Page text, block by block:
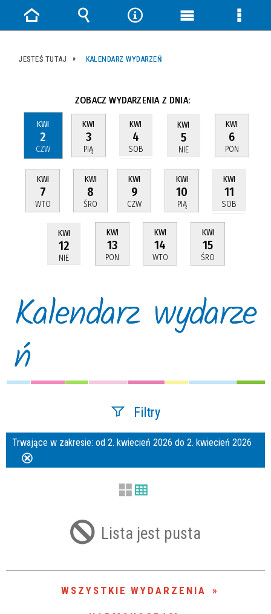
JESTEŚ TUTAJ KALENDARZ WYDARZEŃ
ZOBACZ WYDARZENIA Z DNIA:
KWI
2
CZW
KWI
3
PIĄ
KWI
4
SOB
KWI
5
NIE
KWI
6
PON
KWI
7
WTO
KWI
8
ŚRO
KWI
9
CZW
KWI
10
PIĄ
KWI
11
SOB
KWI
12
NIE
KWI
13
PON
KWI
14
WTO
KWI
15
ŚRO
Kalendarz wydarze
ń
Filtry
Szukana fraza
Trwające w zakresie
—
Trwające w zakresie: od 2. kwiecień 2026 do 2. kwiecień 2026
Lista jest pusta
WSZYSTKIE WYDARZENIA
Strona
główna
Wyszukiwarka
NarzędziaMenu
Menu